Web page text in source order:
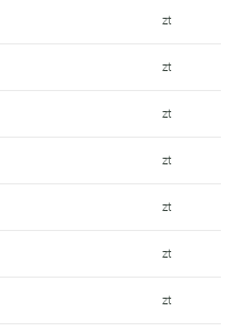
zt
zt
zt
zt
zt
zt
zt